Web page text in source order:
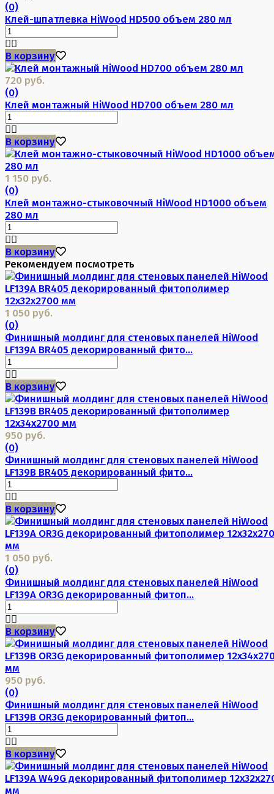
(0)
Клей-шпатлевка HiWood HD500 объем 280 мл
В корзину
720 руб.
(0)
Клей монтажный HiWood HD700 объем 280 мл
В корзину
1 150 руб.
(0)
Клей монтажно-стыковочный HiWood HD1000 объем
280 мл
В корзину
Рекомендуем посмотреть
1 050 руб.
(0)
Финишный молдинг для стеновых панелей HiWood
LF139A BR405 декорированный фито...
В корзину
950 руб.
(0)
Финишный молдинг для стеновых панелей HiWood
LF139B BR405 декорированный фито...
В корзину
1 050 руб.
(0)
Финишный молдинг для стеновых панелей HiWood
LF139A OR3G декорированный фитоп...
В корзину
950 руб.
(0)
Финишный молдинг для стеновых панелей HiWood
LF139B OR3G декорированный фитоп...
В корзину